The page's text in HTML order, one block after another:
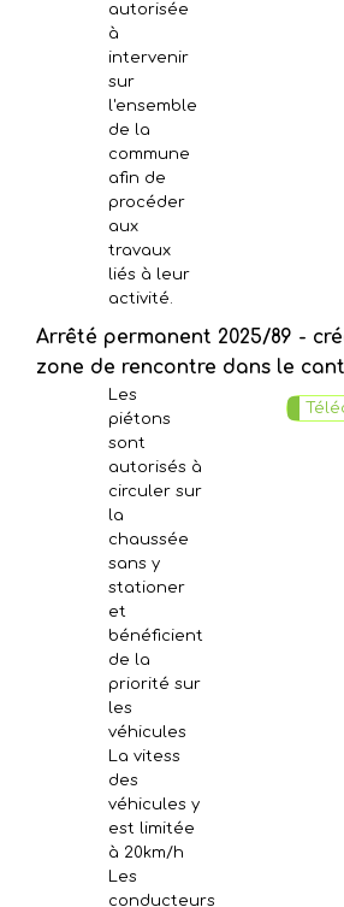
autorisée
à
intervenir
sur
l'ensemble
de la
commune
afin de
procéder
aux
travaux
liés à leur
activité.
Arrêté permanent 2025/89 -
zone de rencontre dans le
Les
piétons
sont
autorisés à
circuler sur
la
chaussée
sans y
stationer
et
bénéficient
de la
priorité sur
les
véhicules
La vitess
des
véhicules y
est limitée
à 20km/h
Les
conducteurs